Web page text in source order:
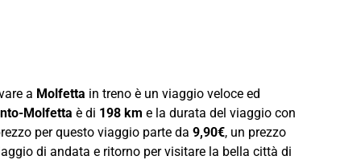
a Molfetta in treno è un viaggio veloce ed
Molfetta è di 198 km e la durata del viaggio con
per questo viaggio parte da 9,90€, un prezzo
di andata e ritorno per visitare la bella città di